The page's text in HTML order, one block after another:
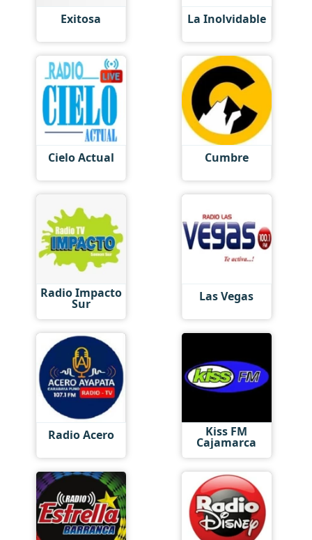
Exitosa La Inolvidable
Cielo Actual Cumbre
Radio Impacto
Sur Las Vegas
Radio Acero Kiss FM
Cajamarca